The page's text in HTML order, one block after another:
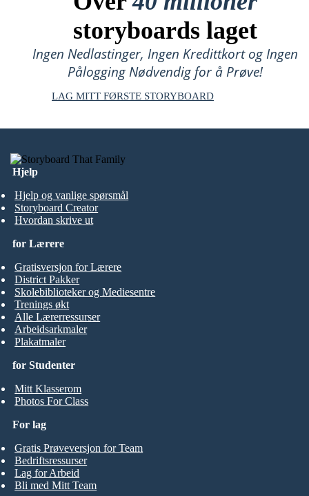
storyboards laget
Ingen Nedlastinger, Ingen Kredittkort og Ingen
Pålogging Nødvendig for å Prøve!
LAG MITT FØRSTE STORYBOARD
Hjelp
Hjelp og vanlige spørsmål
Storyboard Creator
Hvordan skrive ut
for Studenter
Mitt Klasserom
Photos For Class
for Lærere
Gratisversjon for Lærere
District Pakker
Skolebiblioteker og Mediesentre
Trenings økt
Alle Lærerressurser
Arbeidsarkmaler
Plakatmaler
For lag
Gratis Prøveversjon for Team
Bedriftsressurser
Lag for Arbeid
Bli med Mitt Team